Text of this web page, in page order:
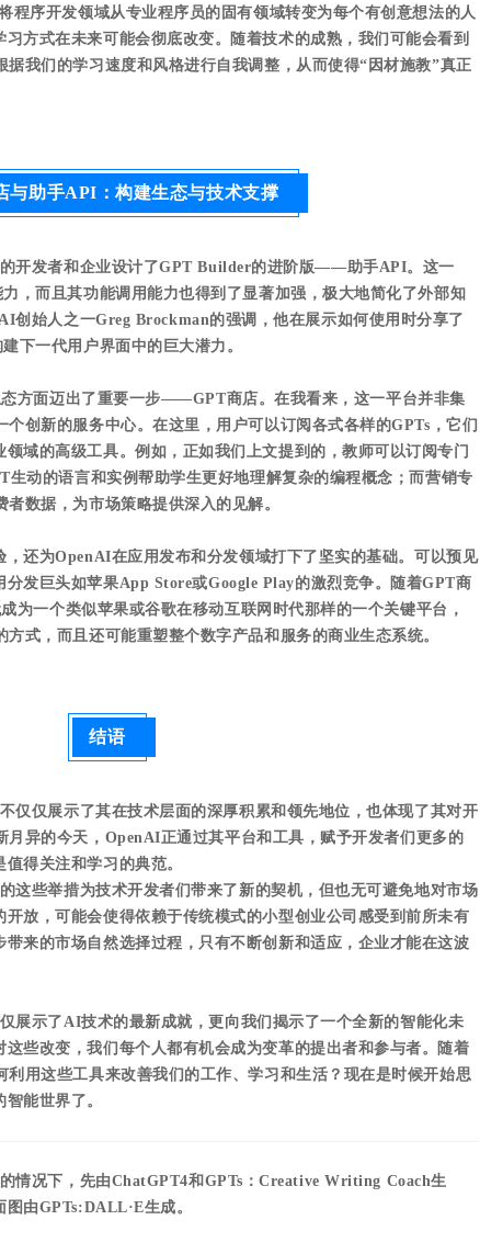
程序开发领域从专业程序员的固有领域转变为每个有创意想法的人
方式在未来可能会彻底改变。随着技术的成熟，我们可能会看到
我们的学习速度和风格进行自我调整，从而使得“因材施教”真正
与助手API：构建生态与技术支撑
开发者和企业设计了GPT Builder的进阶版——助手API。这一
，而且其功能调用能力也得到了显著加强，极大地简化了外部知
创始人之一Greg Brockman的强调，他在展示如何使用时分享了
下一代用户界面中的巨大潜力。
方面迈出了重要一步——GPT商店。在我看来，这一平台并非集
创新的服务中心。在这里，用户可以订阅各式各样的GPTs，它们
域的高级工具。例如，正如我们上文提到的，教师可以订阅专门
生动的语言和实例帮助学生更好地理解复杂的编程概念；而营销专
数据，为市场策略提供深入的见解。
还为OpenAI在应用发布和分发领域打下了坚实的基础。可以预见
分发巨头如苹果App Store或Google Play的激烈竞争。随着GPT商
为一个类似苹果或谷歌在移动互联网时代那样的一个关键平台，
式，而且还可能重塑整个数字产品和服务的商业生态系统。
结语
仅仅展示了其在技术层面的深厚积累和领先地位，也体现了其对开
异的今天，OpenAI正通过其平台和工具，赋予开发者们更多的
得关注和学习的典范。
这些举措为技术开发者们带来了新的契机，但也无可避免地对市场
放，可能会使得依赖于传统模式的小型创业公司感受到前所未有
来的市场自然选择过程，只有不断创新和适应，企业才能在这波
展示了AI技术的最新成就，更向我们揭示了一个全新的智能化未
些改变，我们每个人都有机会成为变革的提出者和参与者。随着
用这些工具来改善我们的工作、学习和生活？现在是时候开始思
能世界了。
情况下，先由ChatGPT4和GPTs：Creative Writing Coach生
图由GPTs:DALL·E生成。